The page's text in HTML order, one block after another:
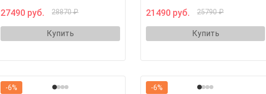
27490 руб. 28870 ₽
Купить
21490 руб. 25790 ₽
Купить
-6%
-6%